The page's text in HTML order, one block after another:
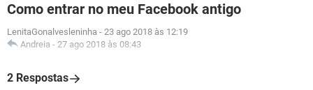
Como entrar no meu Facebook antigo
LenitaGonalvesleninha - 23 ago 2018 às 12:19
Andreia - 27 ago 2018 às 08:43
2 Respostas